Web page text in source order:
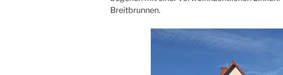
Breitbrunnen.